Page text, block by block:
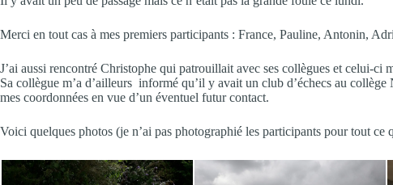
Merci en tout cas à mes premiers participants : France, Pauline, Antonin,
J’ai aussi rencontré Christophe qui patrouillait avec ses collègues et celui-ci
Sa collègue m’a d’ailleurs informé qu’il y avait un club d’échecs au
mes coordonnées en vue d’un éventuel futur contact.
Voici quelques photos (je n’ai pas photographié les participants pour tout ce